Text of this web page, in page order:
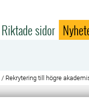
Riktade sidor
/ Rekrytering till högre